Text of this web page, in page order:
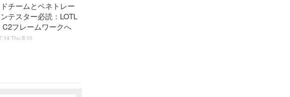
チームとペネトレー
テスター必読：LOTL
C2フレームワークへ
Thu 8:10